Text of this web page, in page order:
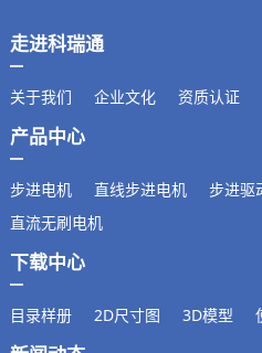
走进科瑞通
关于我们 企业文化 资质认证
产品中心
步进电机 直线步进电机 步进驱
直流无刷电机
下载中心
目录样册 2D尺寸图 3D模型